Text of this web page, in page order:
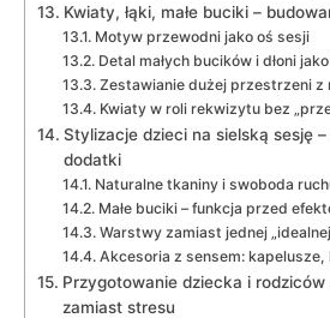
Kwiaty, łąki, małe buciki –
Motyw przewodni jako oś sesji
Detal małych bucików i dłoni
Zestawianie dużej przestrzeni z
Kwiaty w roli rekwizytu bez
Stylizacje dzieci na sielską sesję
dodatki
Naturalne tkaniny i swoboda
Małe buciki – funkcja przed
Warstwy zamiast jednej
Akcesoria z sensem:
Przygotowanie dziecka i rodziców
zamiast stresu